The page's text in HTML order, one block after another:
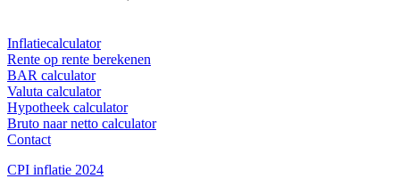
CPI inflatie 2024
Inflatiecalculator
Rente op rente berekenen
BAR calculator
Valuta calculator
Hypotheek calculator
Bruto naar netto calculator
Contact